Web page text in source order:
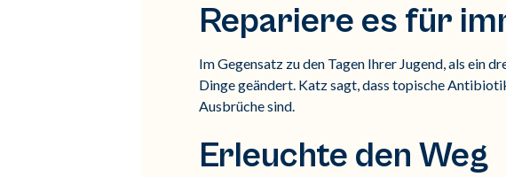
Repariere es für
Im Gegensatz zu den Tagen Ihrer Jugend, als ein
Dinge geändert. Katz sagt, dass topische
Ausbrüche sind.
Erleuchte den Weg